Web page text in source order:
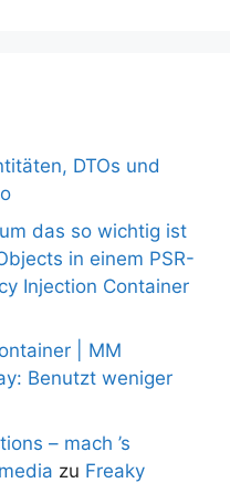
DTOs und
das so wichtig ist
in einem PSR-
Injection Container
| MM
Benutzt weniger
– mach ’s
zu Freaky